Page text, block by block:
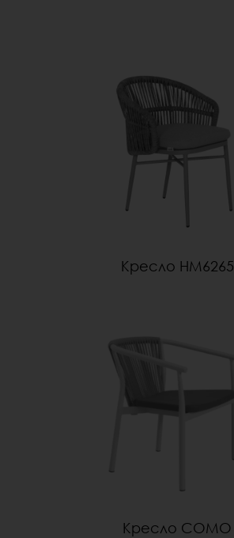
Кресло HM6265
Кресло COMO